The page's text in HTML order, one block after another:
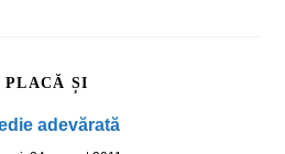
PLACĂ ȘI
adevărată